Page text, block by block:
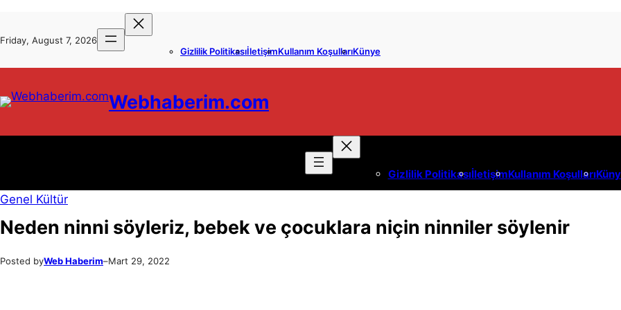
geç
to
Friday, August 7, 2026
Gizlilik PolitikasıİletişimKullanım KoşullarıKünye
Webhaberim.com
Gizlilik PolitikasıİletişimKullanım Koşulları
Genel Kültür
Neden ninni söyleriz, bebek ve çocuklara niçin ninniler söylenir
Posted byWeb Haberim–Mart 29, 2022